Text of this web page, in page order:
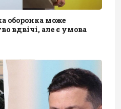
оборонка може
вдвічі, але є умова